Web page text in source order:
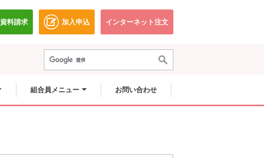
資料請求
別のウィンドウで開きます。
加入申込
別のウィンドウで開きます。
インターネット注文別のウィンドウで開きます。
組合員メニュー お問い合わせ